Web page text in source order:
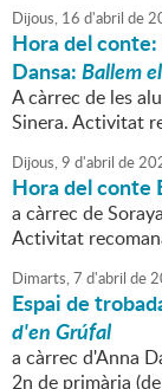
Dijous, 16 d'abril de
Hora del
Dansa:Ballem
A càrrec de les
Sinera. Activitat
Dijous,9 d'abril de
Hora del conte
a càrrec de
Activitat
Dimarts,7 d'abril de
Espai de
d'en Grúfal
a càrrec d'Anna
2n de primària